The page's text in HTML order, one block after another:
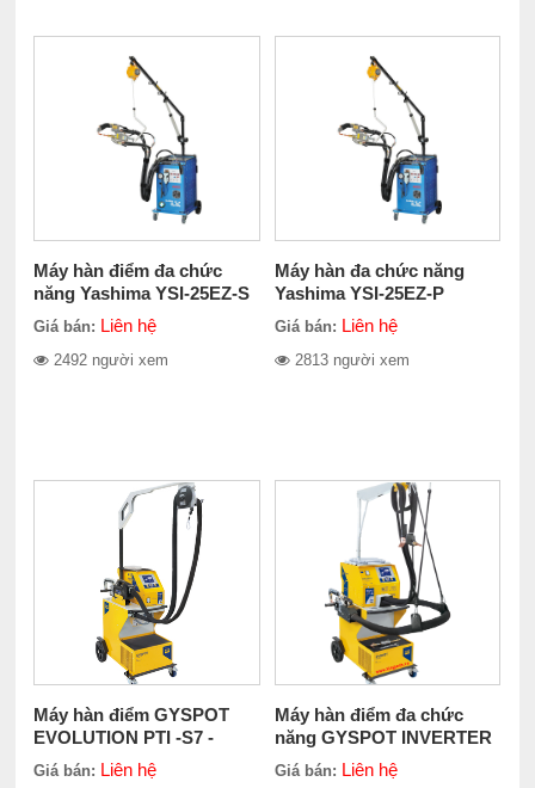
Máy hàn điểm đa chức
năng Yashima YSI-25EZ-S
Giá bán: Liên hệ
2492 người xem
Máy hàn đa chức năng
Yashima YSI-25EZ-P
Giá bán: Liên hệ
2813 người xem
Máy hàn điểm GYSPOT
EVOLUTION PTI -S7 -
3x400V - 4m
Giá bán: Liên hệ
Máy hàn điểm đa chức
năng GYSPOT INVERTER
BP LC-S7
Giá bán: Liên hệ